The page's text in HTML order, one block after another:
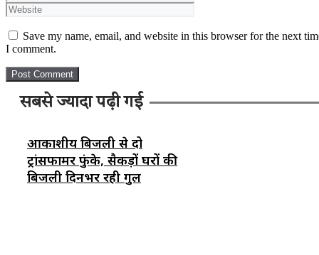
Save my name, email, and website in this browser for the next
I comment.
सबसे ज्यादा पढ़ी गई
आकाशीय बिजली से दो
ट्रांसफार्मर फुंके, सैकड़ों घरों की
बिजली दिनभर रही गुल